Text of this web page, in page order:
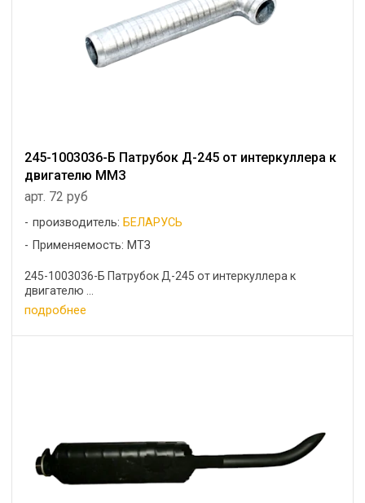
245-1003036-Б Патрубок Д-245 от интеркуллера к
двигателю ММЗ
арт. 72 руб
производитель: БЕЛАРУСЬ
Применяемость: МТЗ
245-1003036-Б Патрубок Д-245 от интеркуллера к
двигателю ...
подробнее